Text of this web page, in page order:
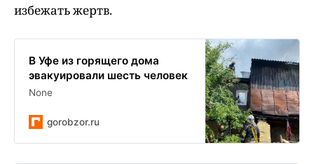
избежать жертв.
В Уфе из горящего дома
эвакуировали шесть человек
None
gorobzor.ru